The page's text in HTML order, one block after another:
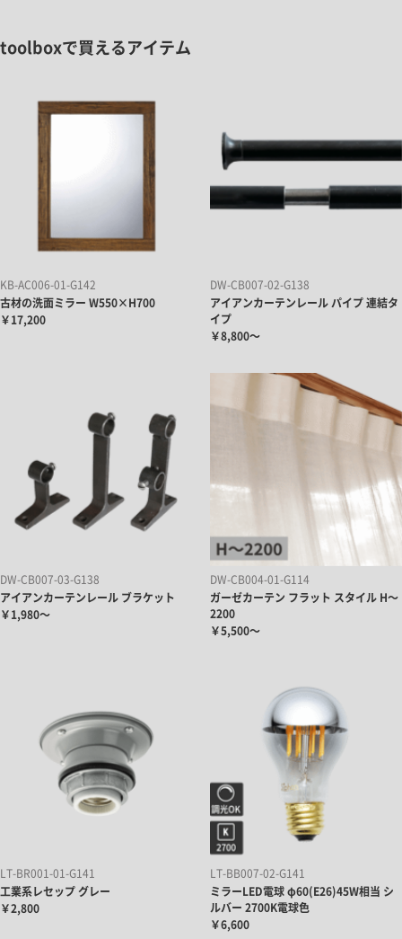
toolboxで買えるアイテム
KB-AC006-01-G142
古材の洗面ミラー W550×H700
￥17,200
DW-CB007-02-G138
アイアンカーテンレール パイプ 連結タ
イプ
￥8,800～
DW-CB007-03-G138
アイアンカーテンレール ブラケット
￥1,980～
DW-CB004-01-G114
ガーゼカーテン フラット スタイル H～
2200
￥5,500～
LT-BR001-01-G141
工業系レセップ グレー
￥2,800
LT-BB007-02-G141
ミラーLED電球 φ60(E26)45W相当 シ
ルバー 2700K電球色
￥6,600